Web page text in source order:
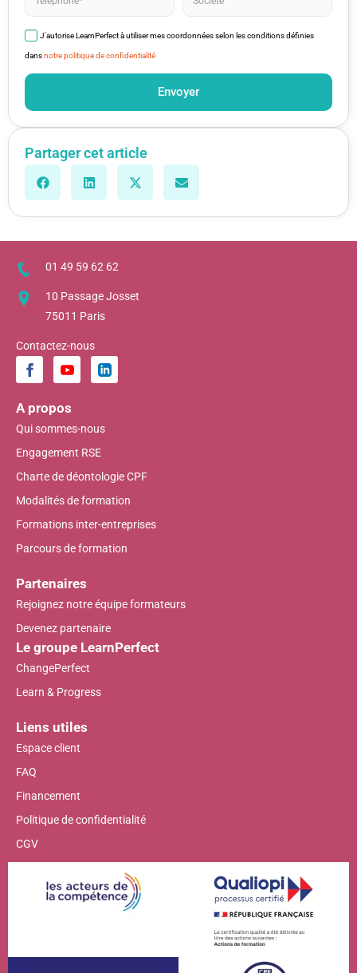
J'autorise LearnPerfect à utiliser mes coordonnées selon les conditions définies
dansnotre politique de confidentialité
Envoyer
Partager cet article
01 49 59 62 62
10 Passage Josset
75011 Paris
Contactez-nous
A propos
Qui sommes-nous
Engagement RSE
Charte de déontologie CPF
Modalités de formation
Formations inter-entreprises
Parcours de formation
Partenaires
Rejoignez notre équipe formateurs
Devenez partenaire
Le groupe LearnPerfect
ChangePerfect
Learn & Progress
Liens utiles
Espace client
FAQ
Financement
Politique de confidentialité
CGV